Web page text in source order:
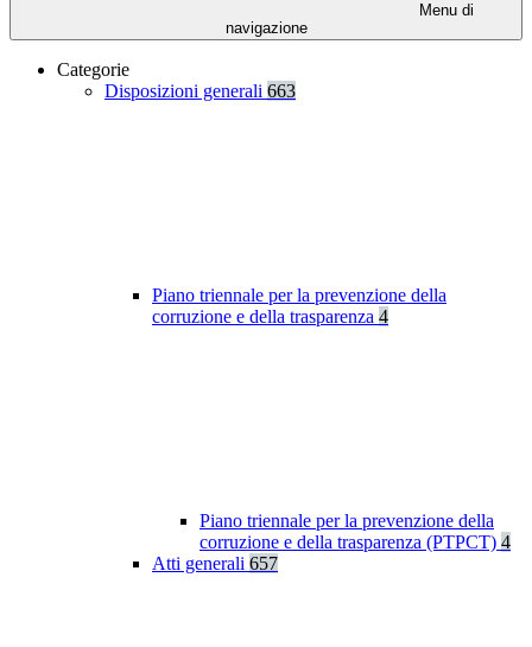
Menu di
navigazione
Categorie
Disposizioni generali 663
Piano triennale per la prevenzione della
corruzione e della trasparenza 4
Piano triennale per la prevenzione della
corruzione e della trasparenza (PTPCT) 4
Atti generali 657